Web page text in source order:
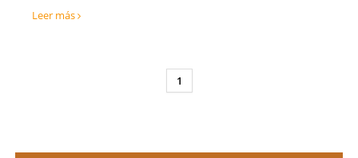
Leer más
1